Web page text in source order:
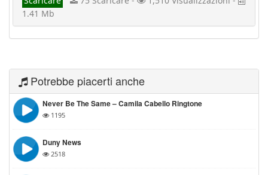
1.41 Mb
Potrebbe piacerti anche
Never Be The Same – Camila Cabello Ringtone
1195
Duny News
2518